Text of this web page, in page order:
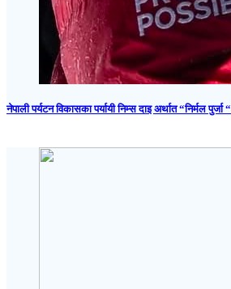
नेपाली पर्यटन विकासका पर्यायी निम्स दाइ अर्थात “निर्मल पुर्जा “